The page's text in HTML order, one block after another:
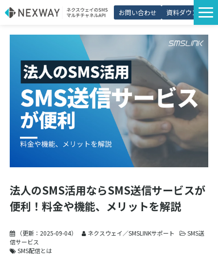
お問い合わせ 資料ダウンロード
サービス一覧
選ばれる理由
プラン・価格
導入事例
活用シーン
コラム
パートナー制度
法人のSMS活用ならSMS送信サービスが
便利！料金や機能、メリットを解説
（更新： 2025-09-04） ネクスウェイ／SMSLINKサポート
SMS送
信サービス
SMS配信とは